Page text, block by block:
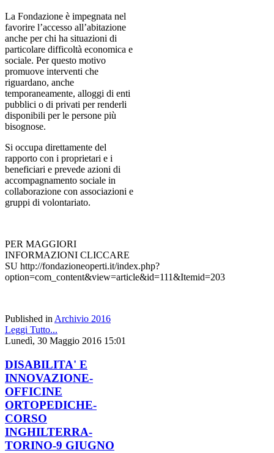
La Fondazione è impegnata nel
favorire l’accesso all’abitazione
anche per chi ha situazioni di
particolare difficoltà economica e
sociale. Per questo motivo
promuove interventi che
riguardano, anche
temporaneamente, alloggi di enti
pubblici o di privati per renderli
disponibili per le persone più
bisognose.
Si occupa direttamente del
rapporto con i proprietari e i
beneficiari e prevede azioni di
accompagnamento sociale in
collaborazione con associazioni e
gruppi di volontariato.
PER MAGGIORI
INFORMAZIONI CLICCARE
SU http://fondazioneoperti.it/index.php?
option=com_content&view=article&id=111&Itemid=203
Published inArchivio 2016
Leggi Tutto...
Lunedì, 30 Maggio 2016 15:01
DISABILITA' E
INNOVAZIONE-
OFFICINE
ORTOPEDICHE-
CORSO
INGHILTERRA-
TORINO-9 GIUGNO